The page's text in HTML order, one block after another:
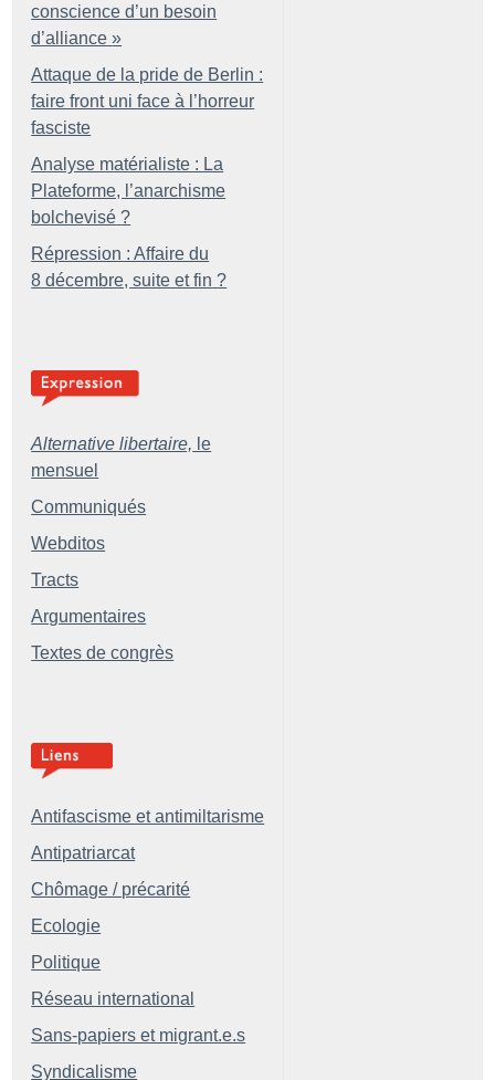
conscience d’un besoin
d’alliance »
Attaque de la pride de Berlin :
faire front uni face à l’horreur
fasciste
Analyse matérialiste : La
Plateforme, l’anarchisme
bolchevisé ?
Répression : Affaire du
8 décembre, suite et fin ?
Alternative libertaire, le
mensuel
Communiqués
Webditos
Tracts
Argumentaires
Textes de congrès
Antifascisme et antimiltarisme
Antipatriarcat
Chômage / précarité
Ecologie
Politique
Réseau international
Sans-papiers et migrant.e.s
Syndicalisme